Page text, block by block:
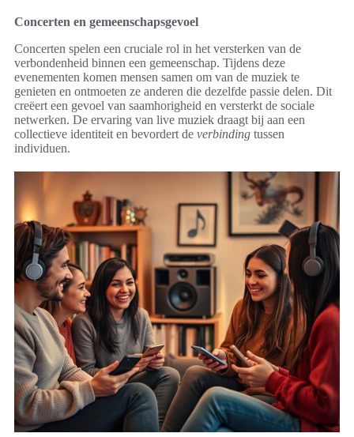
Concerten en gemeenschapsgevoel
Concerten spelen een cruciale rol in het versterken van de
verbondenheid binnen een gemeenschap. Tijdens deze
evenementen komen mensen samen om van de muziek te
genieten en ontmoeten ze anderen die dezelfde passie delen. Dit
creëert een gevoel van saamhorigheid en versterkt de sociale
netwerken. De ervaring van live muziek draagt bij aan een
collectieve identiteit en bevordert de verbinding tussen
individuen.